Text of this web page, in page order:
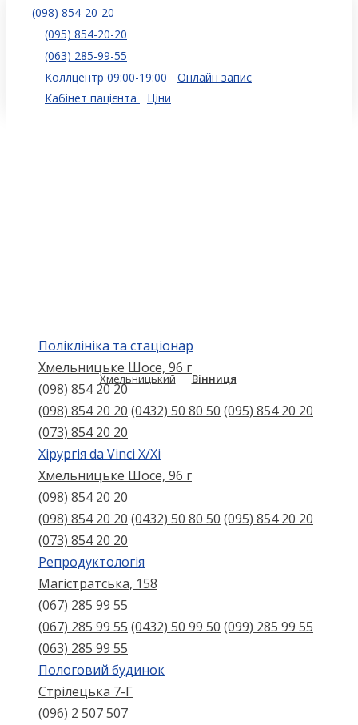
(098) 854-20-20
(095) 854-20-20
(063) 285-99-55
Коллцентр 09:00-19:00
Онлайн запис
Кабінет пацієнта
Ціни
Хмельницький Вінниця
Поліклініка та стаціонар
Хмельницьке Шосе, 96 г
(098) 854 20 20
(098) 854 20 20 (0432) 50 80 50 (095) 854 20 20
(073) 854 20 20
Хірургія da Vinci X/Xі
Хмельницьке Шосе, 96 г
(098) 854 20 20
(098) 854 20 20 (0432) 50 80 50 (095) 854 20 20
(073) 854 20 20
Репродуктологія
Магістратська, 158
(067) 285 99 55
(067) 285 99 55 (0432) 50 99 50 (099) 285 99 55
(063) 285 99 55
Пологовий будинок
Стрілецька 7-Г
(096) 2 507 507